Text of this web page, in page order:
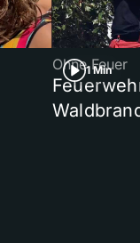
1 Min
Ohne Feuer